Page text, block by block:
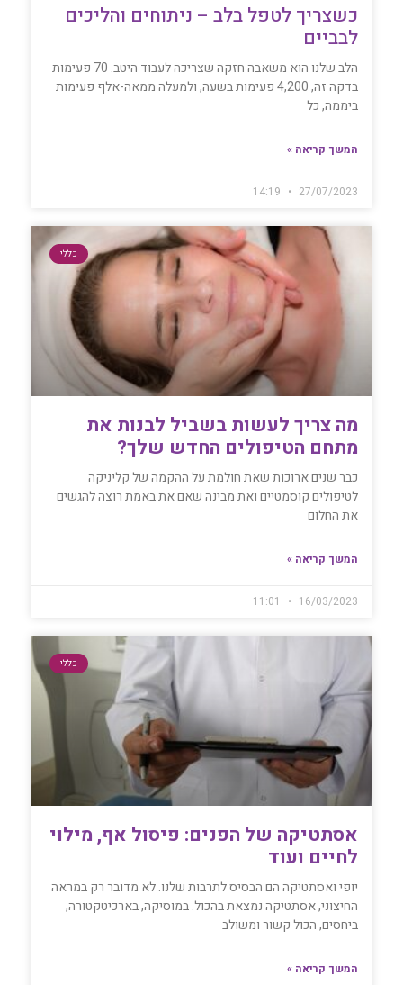
כשצריך לטפל בלב – ניתוחים והליכים
לבביים
הלב שלנו הוא משאבה חזקה שצריכה לעבוד היטב. 70 פעימות
בדקה זה, 4,200 פעימות בשעה, ולמעלה ממאה-אלף פעימות
ביממה, כל
המשך קריאה »
27/07/2023
כללי
‏מה צריך לעשות בשביל לבנות את
מתחם הטיפולים החדש שלך?
כבר שנים ארוכות שאת חולמת על ההקמה של קליניקה
לטיפולים קוסמטיים ואת מבינה שאם את ‏באמת רוצה להגשים
את החלום
המשך קריאה »
16/03/2023
כללי
אסתטיקה של הפנים: פיסול אף, מילוי
לחיים ועוד
יופי ואסתטיקה הם הבסיס לתרבות שלנו. לא מדובר רק במראה
החיצוני, אסתטיקה נמצאת בהכול. במוסיקה, בארכיטקטורה,
ביחסים, הכול קשור ומשולב
המשך קריאה »